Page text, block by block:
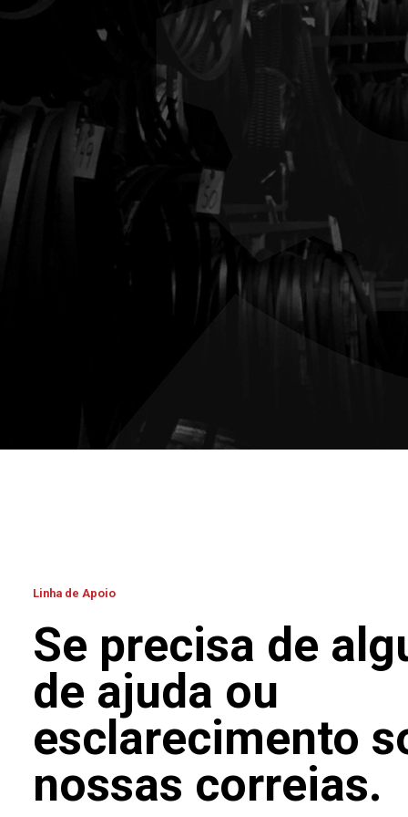
Linha de Apoio
Se precisa de
de ajuda ou
esclarecimento
nossas correias.